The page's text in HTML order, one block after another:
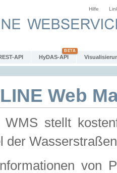
Hilfe
API HyDAS-API
Web
WMS stellt
der
von